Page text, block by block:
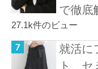
で徹底
27.1k件のビュー
就活に
ト、